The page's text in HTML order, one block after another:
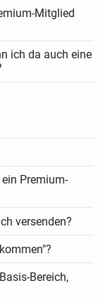
Mitglied
ich da auch eine
Premium-
versenden?
Bereich,